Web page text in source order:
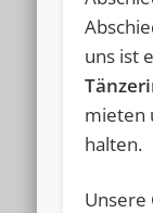
uns ist
mieten
halten.
Unsere